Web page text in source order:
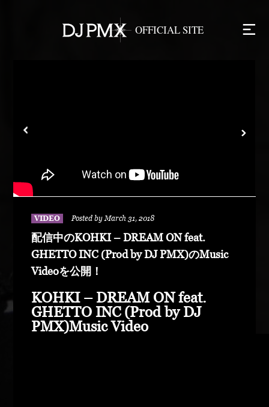
VIDEO Posted by March 31, 2018
配信中のKOHKI – DREAM ON feat.
GHETTO INC (Prod by DJ PMX)のMusic
Videoを公開！
KOHKI – DREAM ON feat.
GHETTO INC (Prod by DJ
PMX)Music Video